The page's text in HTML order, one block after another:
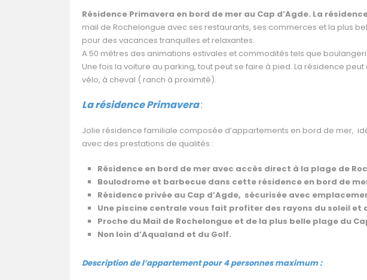
Résidence Primavera en bord de mer au Cap d’Agde. La
mail de Rochelongue avec ses restaurants, ses commerces et la plus
pour des vacances tranquilles et relaxantes.
A 50 mètres des animations estivales et commodités tels que
Une fois la voiture au parking, tout peut se faire à pied. La résidence
vélo, à cheval ( ranch à proximité).
La résidence Primavera:
Jolie résidence familiale composée d’appartements en bord de mer,
avec des prestations de qualités :
Résidence en bord de mer avec accès direct à la plage de
Boulodrome et barbecue dans cette résidence en bord de
Résidence privée au Cap d’Agde, sécurisée avec
Une piscine centrale vous fait profiter des rayons du soleil et
Proche du Mail de Rochelongue et de la plus belle plage du
Non loin d’Aqualand et du Golf.
Description de l’appartement pour 4 personnes maximum :